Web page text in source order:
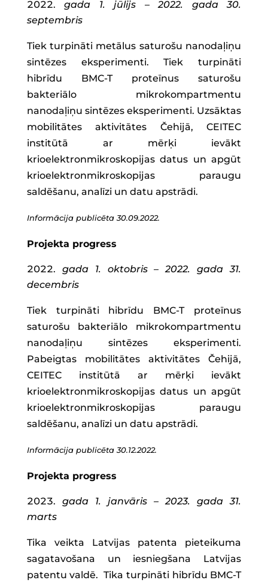
gada 1. jūlijs – 2022. gada 30.
septembris
Tiek turpināti metālus saturošu nanodaļiņu
sintēzes eksperimenti. Tiek turpināti
hibrīdu BMC-T proteīnus saturošu
bakteriālo mikrokompartmentu
nanodaļiņu sintēzes eksperimenti. Uzsāktas
mobilitātes aktivitātes Čehijā, CEITEC
institūtā ar mērķi ievākt
krioelektronmikroskopijas datus un apgūt
krioelektronmikroskopijas paraugu
saldēšanu, analīzi un datu apstrādi.
Informācija publicēta 30.09.2022.
Projekta progress
gada 1. oktobris – 2022. gada 31.
decembris
Tiek turpināti hibrīdu BMC-T proteīnus
saturošu bakteriālo mikrokompartmentu
nanodaļiņu sintēzes eksperimenti.
Pabeigtas mobilitātes aktivitātes Čehijā,
CEITEC institūtā ar mērķi ievākt
krioelektronmikroskopijas datus un apgūt
krioelektronmikroskopijas paraugu
saldēšanu, analīzi un datu apstrādi.
Informācija publicēta 30.12.2022.
Projekta progress
gada 1. janvāris – 2023. gada 31.
marts
Tika veikta Latvijas patenta pieteikuma
sagatavošana un iesniegšana Latvijas
patentu valdē. Tika turpināti hibrīdu BMC-T